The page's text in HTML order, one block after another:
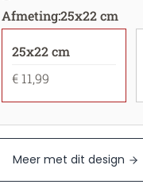
Afmeting:25x22 cm
25x22 cm
€ 11,99
Meer met dit design